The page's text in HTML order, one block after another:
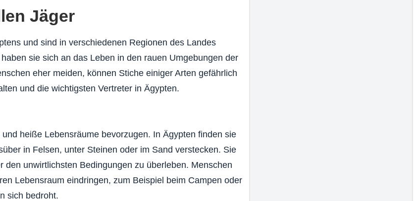
Jäger
und sind in verschiedenen Regionen des Landes
sie sich an das Leben in den rauen Umgebungen der
eher meiden, können Stiche einiger Arten gefährlich
und die wichtigsten Vertreter in Ägypten.
heiße Lebensräume bevorzugen. In Ägypten finden sie
in Felsen, unter Steinen oder im Sand verstecken. Sie
unwirtlichsten Bedingungen zu überleben. Menschen
Lebensraum eindringen, zum Beispiel beim Campen oder
sich bedroht.